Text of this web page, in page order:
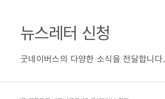
뉴스레터 신청
굿네이버스의 다양한 소식을 전달합니다.